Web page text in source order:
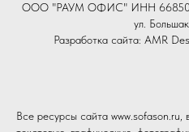
ООО "РАУМ ОФИС" ИНН
ул.
Разработка сайта: AMR
Все ресурсы сайта www.sofason.ru,